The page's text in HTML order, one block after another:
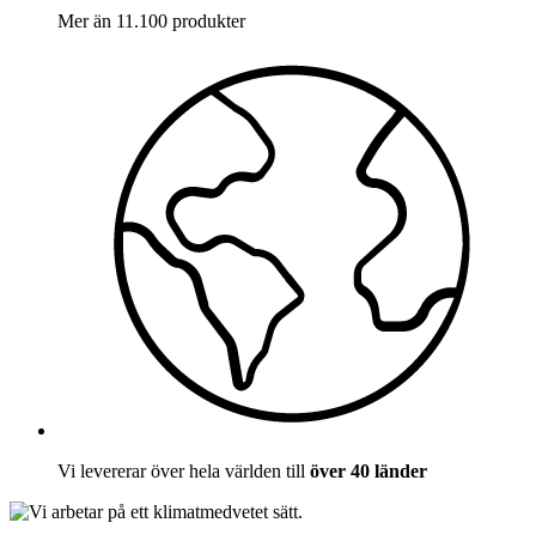
Mer än 11.100 produkter
Vi levererar över hela världen till över 40 länder